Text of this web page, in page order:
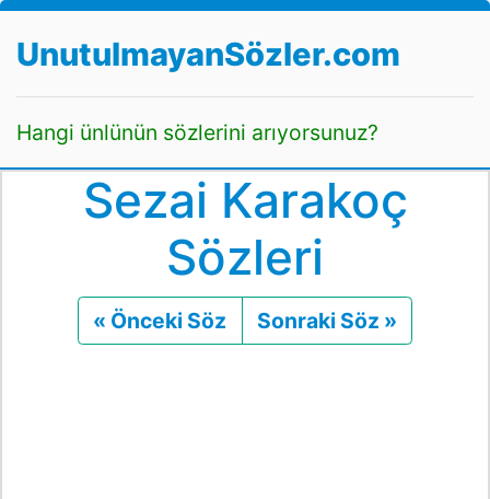
UnutulmayanSözler.com
Hangi ünlünün sözlerini arıyorsunuz?
Sezai Karakoç
Sözleri
« Önceki Söz Önceki
Sonraki Söz »